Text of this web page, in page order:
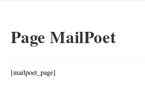
Page MailPoet
[mailpoet_page]